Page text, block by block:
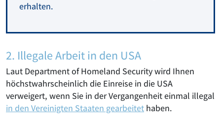
erhalten.
2. Illegale Arbeit in den USA
Laut Department of Homeland Security wird Ihnen
höchstwahrscheinlich die Einreise in die USA
verweigert, wenn Sie in der Vergangenheit einmal illegal
in den Vereinigten Staaten gearbeitet haben.